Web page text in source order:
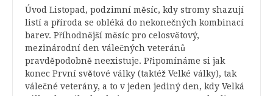
Úvod Listopad, podzimní měsíc, kdy stromy shazují
listí a příroda se obléká do nekonečných kombinací
barev. Příhodnější měsíc pro celosvětový,
mezinárodní den válečných veteránů
pravděpodobně neexistuje. Připomínáme si jak
konec První světové války (taktéž Velké války), tak
válečné veterány, a to v jeden jediný den, kdy Velká